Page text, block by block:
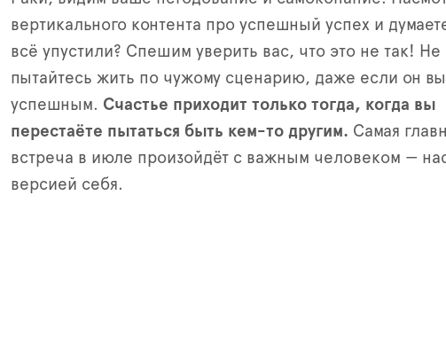
вертикального контента про успешный успех и
всё упустили? Спешим уверить вас, что это не так! Не
пытайтесь жить по чужому сценарию, даже если он
успешным. Счастье приходит только тогда, когда вы
перестаёте пытаться быть кем-то другим. Самая
встреча в июле произойдёт с важным человеком —
версией себя.